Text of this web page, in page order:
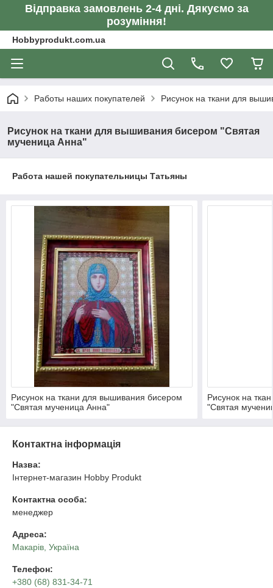
Відправка замовлень 2-4 дні. Дякуємо за
розуміння!
Hobbyprodukt.com.ua
Работы наших покупателей Рисунок на ткани для
Рисунок на ткани для вышивания бисером "Святая
мученица Анна"
Работа нашей покупательницы Татьяны
Рисунок на ткани для вышивания бисером
"Святая мученица Анна"
Рисунок на
"Святая
Контактна інформація
Назва:
Інтернет-магазин Hobby Produkt
Контактна особа:
менеджер
Адреса:
Mакарів, Україна
Телефон:
+380 (68) 831-34-71